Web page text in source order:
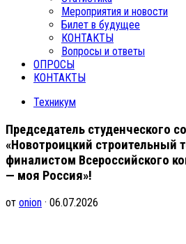
Мероприятия и новости
Билет в будущее
КОНТАКТЫ
Вопросы и ответы
ОПРОСЫ
КОНТАКТЫ
Техникум
Председатель студенческого
«Новотроицкий строительный
финалистом Всероссийского
— моя Россия»!
от onion · 06.07.2026